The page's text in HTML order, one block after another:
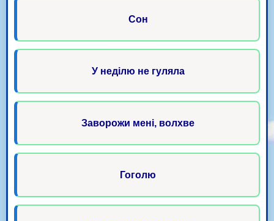
Сон
У неділю не гуляла
Заворожи мені, волхве
Гоголю